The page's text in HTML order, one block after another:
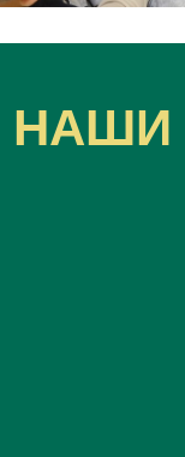
НАШИ